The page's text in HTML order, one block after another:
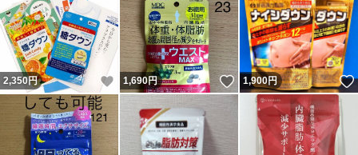
2,350 円 いいね！
1,690円 いいね！
1,900円